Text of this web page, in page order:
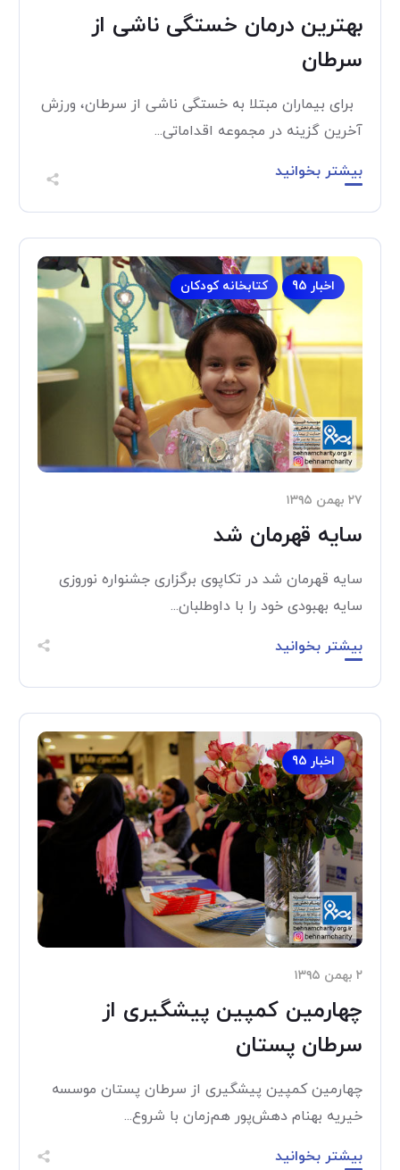
بهترین درمان خستگی ناشی از
سرطان
برای بیماران مبتلا به خستگی ناشی از سرطان، ورزش
آخرین گزینه در مجموعه اقداماتی...
بیشتر بخوانید
اخبار 95 کتابخانه کودکان
۲۷ بهمن ۱۳۹۵
سایه قهرمان شد
سایه قهرمان شد در تکاپوی برگزاری جشنواره نوروزی
سایه بهبودی خود را با داوطلبان...
بیشتر بخوانید
اخبار 95
۲ بهمن ۱۳۹۵
چهارمین کمپین پیشگیری از
سرطان پستان
چهارمین کمپین پیشگیری از سرطان پستان موسسه
خيريه بهنام دهش‌پور هم‌زمان با شروع...
بیشتر بخوانید